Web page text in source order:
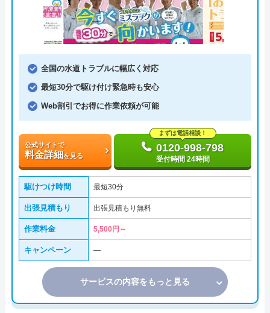
全国の水道トラブルに幅広く対応
最短30分で駆け付け緊急時も安心
Web割引でお得に作業依頼が可能
公式サイトで
料金詳細を見る
まずは電話相談！
0120-998-798
受付時間 24時間
駆けつけ時間 最短30分
出張見積もり 出張見積もり無料
作業料金 5,500円～
キャンペーン ―
サービスの内容をもっと見る